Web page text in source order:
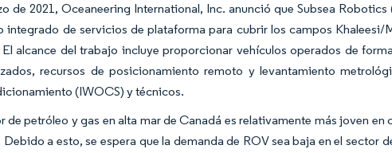
de 2021, Oceaneering International, Inc. anunció que Subsea
integrado de servicios de plataforma para cubrir los campos
El alcance del trabajo incluye proporcionar vehículos operados de
recursos de posicionamiento remoto y levantamiento
(IWOCS) y técnicos.
de petróleo y gas en alta mar de Canadá es relativamente más joven
a esto, se espera que la demanda de ROV sea baja en el sector